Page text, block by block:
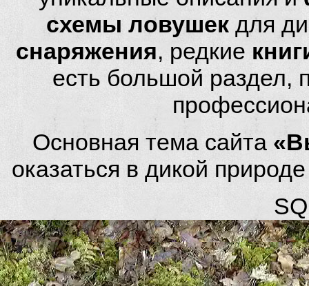
схемы ловушек для
снаряжения, редкие
есть большой
Основная тема сайта
оказаться в дикой